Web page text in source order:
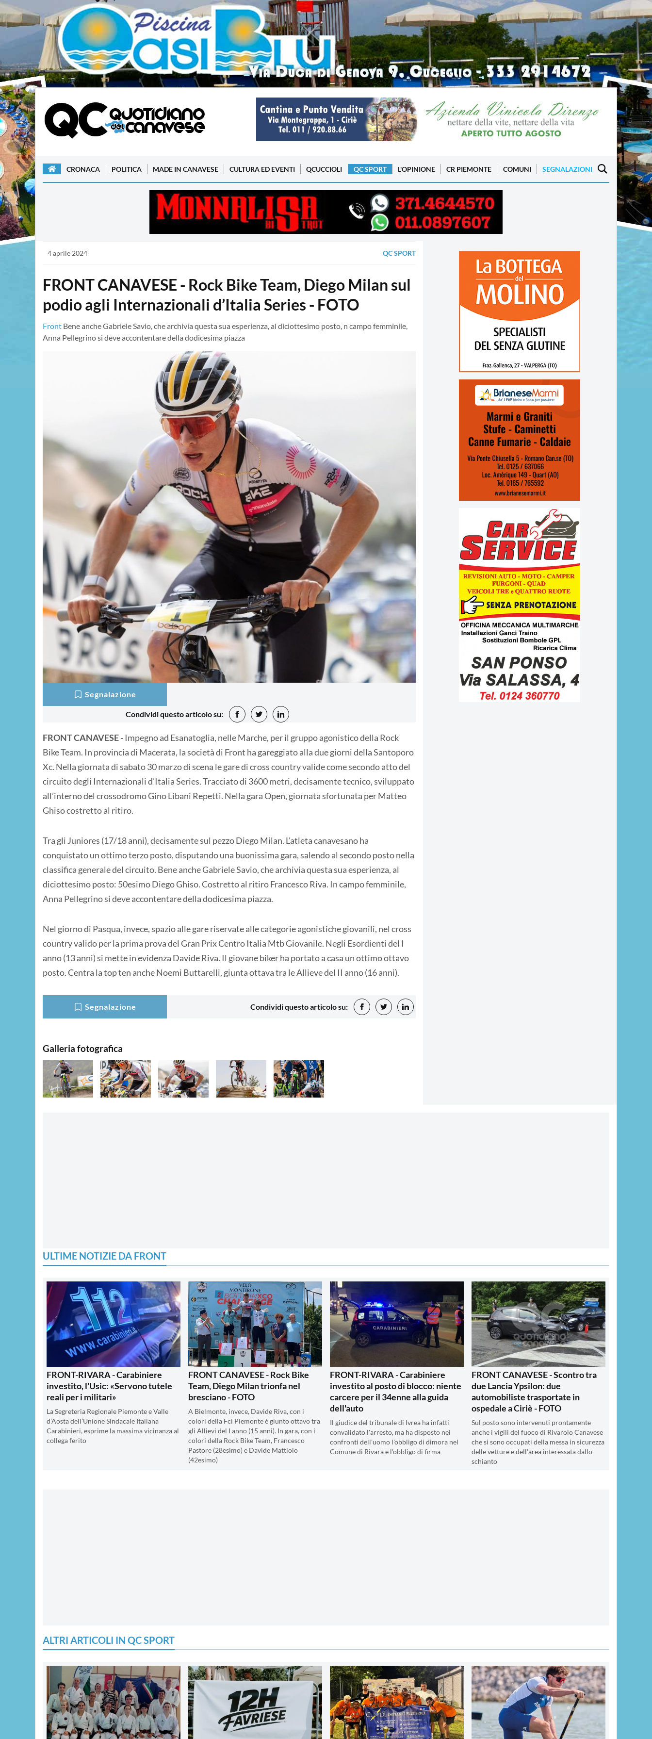
CRONACA POLITICA MADE IN CANAVESE CULTURA ED EVENTI QCUCCIOLI QC SPORT L'OPINIONE CR PIEMONTE COMUNI SEGNALAZIONI
4 aprile 2024 QC SPORT
FRONT CANAVESE - Rock Bike Team, Diego Milan sul
podio agli Internazionali d’Italia Series - FOTO
Front Bene anche Gabriele Savio, che archivia questa sua esperienza, al diciottesimo posto, n campo femminile,
Anna Pellegrino si deve accontentare della dodicesima piazza
Segnalazione
Condividi questo articolo su:
FRONT CANAVESE - Impegno ad Esanatoglia, nelle Marche, per il gruppo agonistico della Rock
Bike Team. In provincia di Macerata, la società di Front ha gareggiato alla due giorni della Santoporo
Xc. Nella giornata di sabato 30 marzo di scena le gare di cross country valide come secondo atto del
circuito degli Internazionali d’Italia Series. Tracciato di 3600 metri, decisamente tecnico, sviluppato
all’interno del crossodromo Gino Libani Repetti. Nella gara Open, giornata sfortunata per Matteo
Ghiso costretto al ritiro.
Tra gli Juniores (17/18 anni), decisamente sul pezzo Diego Milan. L'atleta canavesano ha
conquistato un ottimo terzo posto, disputando una buonissima gara, salendo al secondo posto nella
classifica generale del circuito. Bene anche Gabriele Savio, che archivia questa sua esperienza, al
diciottesimo posto: 50esimo Diego Ghiso. Costretto al ritiro Francesco Riva. In campo femminile,
Anna Pellegrino si deve accontentare della dodicesima piazza.
Nel giorno di Pasqua, invece, spazio alle gare riservate alle categorie agonistiche giovanili, nel cross
country valido per la prima prova del Gran Prix Centro Italia Mtb Giovanile. Negli Esordienti del I
anno (13 anni) si mette in evidenza Davide Riva. Il giovane biker ha portato a casa un ottimo ottavo
posto. Centra la top ten anche Noemi Buttarelli, giunta ottava tra le Allieve del II anno (16 anni).
Segnalazione Condividi questo articolo su:
Galleria fotografica
ULTIME NOTIZIE DA FRONT
FRONT-RIVARA - Carabiniere
investito, l'Usic: «Servono tutele
reali per i militari»
La Segreteria Regionale Piemonte e Valle
d’Aosta dell’Unione Sindacale Italiana
Carabinieri, esprime la massima vicinanza al
collega ferito
FRONT CANAVESE - Rock Bike
Team, Diego Milan trionfa nel
bresciano - FOTO
A Bielmonte, invece, Davide Riva, con i
colori della Fci Piemonte è giunto ottavo tra
gli Allievi del I anno (15 anni). In gara, con i
colori della Rock Bike Team, Francesco
Pastore (28esimo) e Davide Mattiolo
(42esimo)
FRONT-RIVARA - Carabiniere
investito al posto di blocco: niente
carcere per il 34enne alla guida
dell'auto
Il giudice del tribunale di Ivrea ha infatti
convalidato l'arresto, ma ha disposto nei
confronti dell'uomo l'obbligo di dimora nel
Comune di Rivara e l'obbligo di firma
FRONT CANAVESE - Scontro tra
due Lancia Ypsilon: due
automobiliste trasportate in
ospedale a Ciriè - FOTO
Sul posto sono intervenuti prontamente
anche i vigili del fuoco di Rivarolo Canavese
che si sono occupati della messa in sicurezza
delle vetture e dell'area interessata dallo
schianto
ALTRI ARTICOLI IN QC SPORT